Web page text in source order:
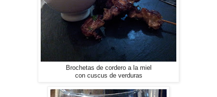
Brochetas de cordero a la miel
con cuscus de verduras